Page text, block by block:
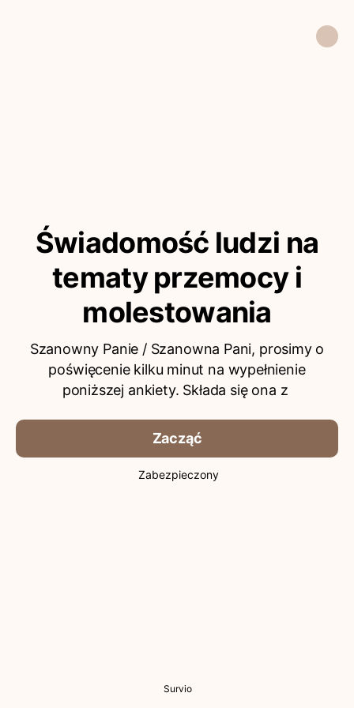
Świadomość ludzi na
tematy przemocy i
molestowania
Szanowny Panie / Szanowna Pani, prosimy o
poświęcenie kilku minut na wypełnienie
poniższej ankiety. Składa się ona z
Zacząć
Zabezpieczony
Survio